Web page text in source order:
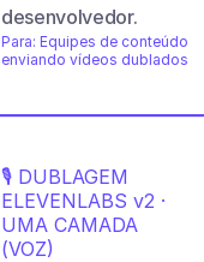
desenvolvedor.
Para: Equipes de conteúdo
enviando vídeos dublados
🎙️ DUBLAGEM
ELEVENLABS v2 ·
UMA CAMADA
(VOZ)